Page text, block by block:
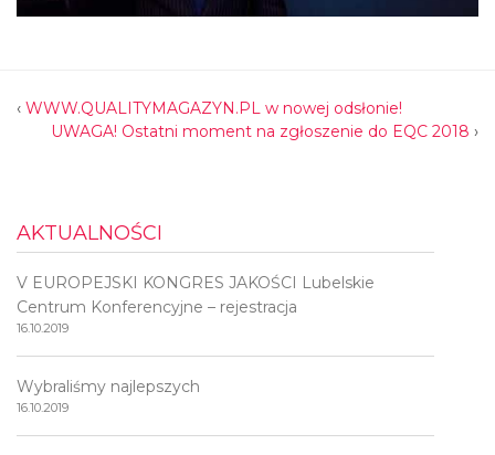
‹ WWW.QUALITYMAGAZYN.PL w nowej odsłonie!
UWAGA! Ostatni moment na zgłoszenie do EQC 2018 ›
AKTUALNOŚCI
V EUROPEJSKI KONGRES JAKOŚCI Lubelskie
Centrum Konferencyjne – rejestracja
16.10.2019
Wybraliśmy najlepszych
16.10.2019